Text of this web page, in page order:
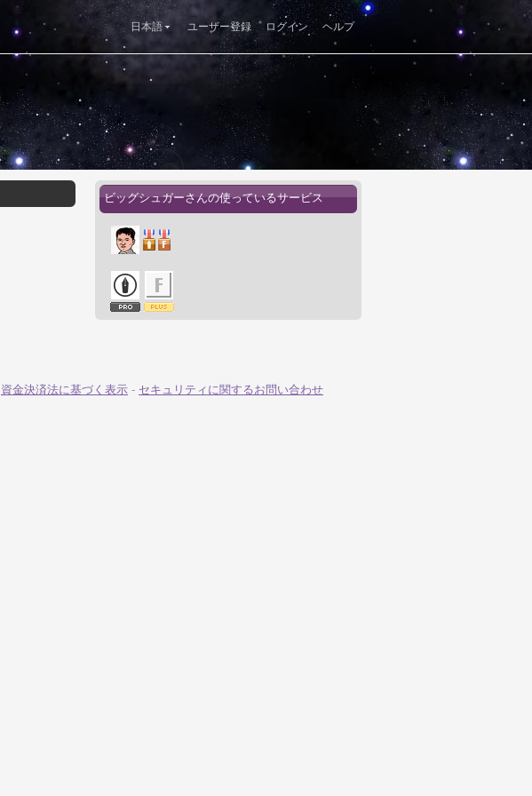
日本語 ユーザー登録 ログイン ヘルプ
ビッグシュガーさんの使っているサービス
資金決済法に基づく表示 - セキュリティに関するお問い合わせ